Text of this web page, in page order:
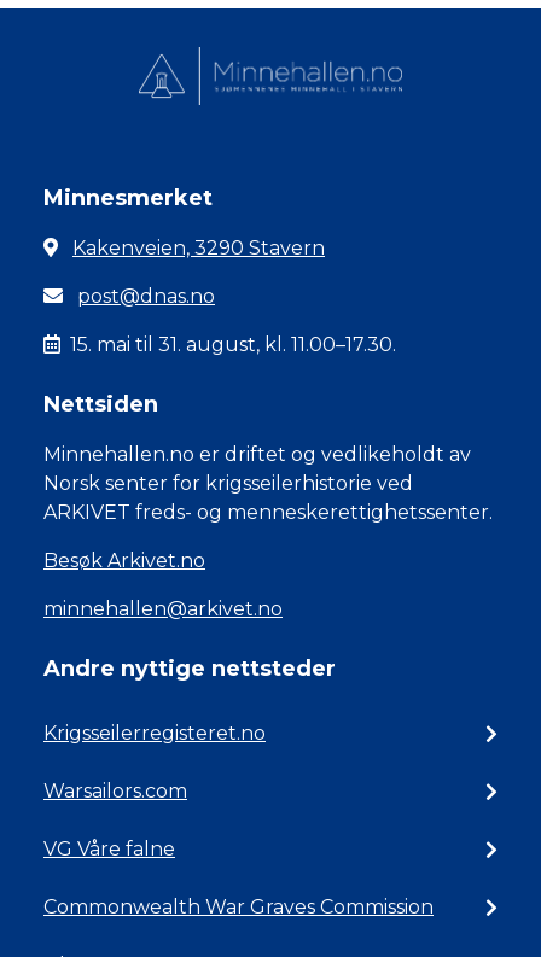
Minnesmerket
Kakenveien, 3290 Stavern
post@dnas.no
15. mai til 31. august, kl. 11.00–17.30.
Nettsiden
Minnehallen.no er driftet og vedlikeholdt av
Norsk senter for krigsseilerhistorie ved
ARKIVET freds- og menneskerettighetssenter.
Besøk Arkivet.no
minnehallen@arkivet.no
Andre nyttige nettsteder
Krigsseilerregisteret.no
Warsailors.com
VG Våre falne
Commonwealth War Graves Commission